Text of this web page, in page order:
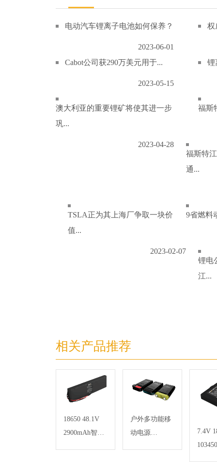
电动汽车锂离子电池如何保养？
2023-06-01
权
Cabot公司获290万美元用于...
2023-05-15
锂
澳大利亚的重要锂矿将使其进一步
巩...
2023-04-28
福斯
福斯特
通...
TSLA正为其上海厂争取一块价
值...
2023-02-07
9省燃料
锂电
江...
相关产品推荐
18650 48.1V
2900mAh智能
户外多功能移
动电源
7.4V